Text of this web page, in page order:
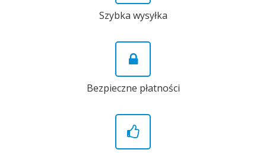
Szybka wysyłka
Bezpieczne płatności